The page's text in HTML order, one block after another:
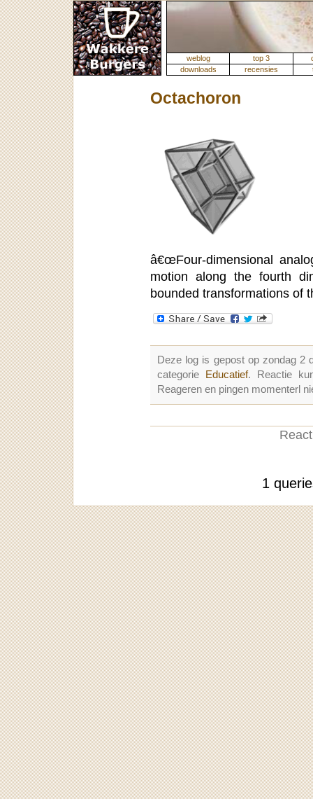
weblog top 3
downloads
recensies
Octachoron
â€œFour-dimensional
motion along the fourth
bounded transformations of
Deze log is gepost op zondag 2
categorie
Educatief. Reactie
Reageren en pingen momenterl
1